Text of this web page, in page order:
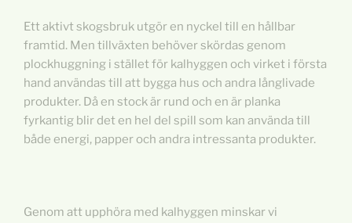
Ett aktivt skogsbruk utgör en nyckel till en hållbar
framtid. Men tillväxten behöver skördas genom
plockhuggning i stället för kalhyggen och virket i första
hand användas till att bygga hus och andra långlivade
produkter. Då en stock är rund och en är planka
fyrkantig blir det en hel del spill som kan använda till
både energi, papper och andra intressanta produkter.
Genom att upphöra med kalhyggen minskar vi